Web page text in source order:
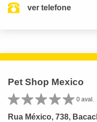
ver telefone
Pet Shop Mexico
0 aval.
Rua México, 738,